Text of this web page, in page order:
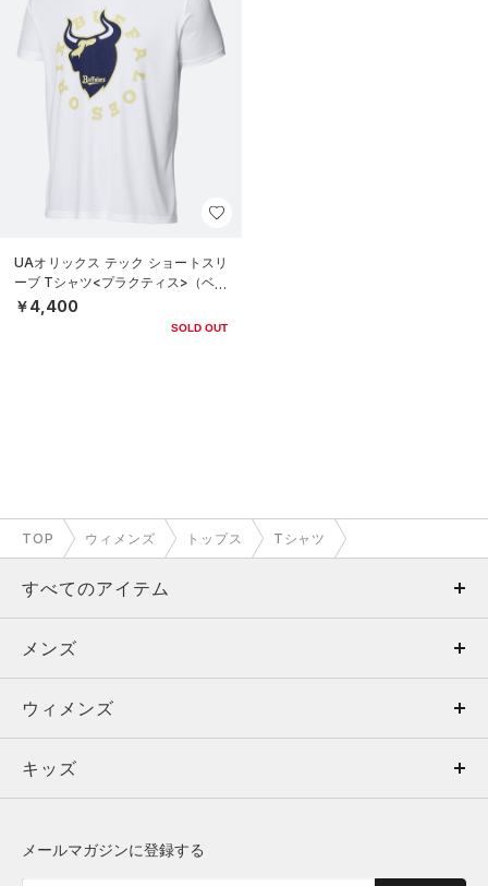
UAオリックス テック ショートスリ
ーブ Tシャツ<プラクティス>（ベー
スボール/UNISEX）
￥4,400
SOLD OUT
TOP ウィメンズ トップス Tシャツ
すべてのアイテム
メンズ
ウィメンズ
キッズ
メンズ
トップス
ボトムス
ウィメンズ
トップス
キッズ
メールマガジンに登録する